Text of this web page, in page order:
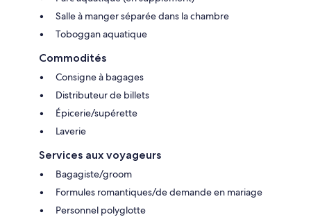
Salle à manger séparée dans la chambre
Toboggan aquatique
Commodités
Consigne à bagages
Distributeur de billets
Épicerie/supérette
Laverie
Services aux voyageurs
Bagagiste/groom
Formules romantiques/de demande en mariage
Personnel polyglotte